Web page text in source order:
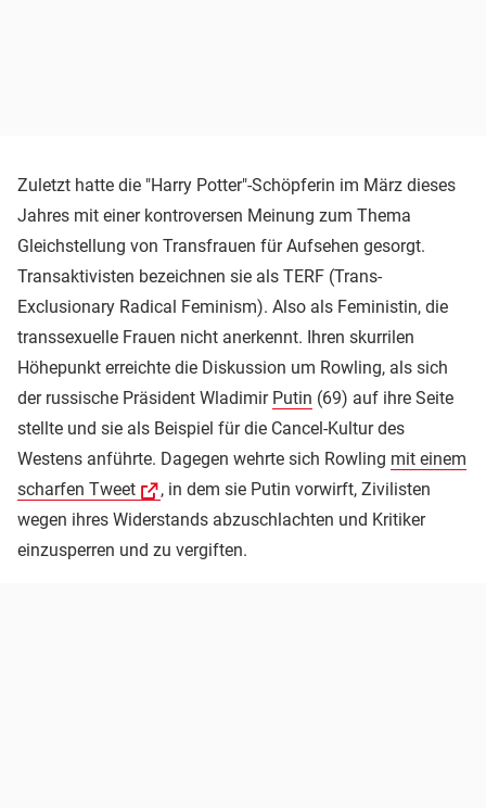
Zuletzt hatte die "Harry Potter"-Schöpferin im März dieses
Jahres mit einer kontroversen Meinung zum Thema
Gleichstellung von Transfrauen für Aufsehen gesorgt.
Transaktivisten bezeichnen sie als TERF (Trans-
Exclusionary Radical Feminism). Also als Feministin, die
transsexuelle Frauen nicht anerkennt. Ihren skurrilen
Höhepunkt erreichte die Diskussion um Rowling, als sich
der russische Präsident Wladimir Putin (69) auf ihre Seite
stellte und sie als Beispiel für die Cancel-Kultur des
Westens anführte. Dagegen wehrte sich Rowling mit einem
scharfen Tweet
, in dem sie Putin vorwirft, Zivilisten
wegen ihres Widerstands abzuschlachten und Kritiker
einzusperren und zu vergiften.